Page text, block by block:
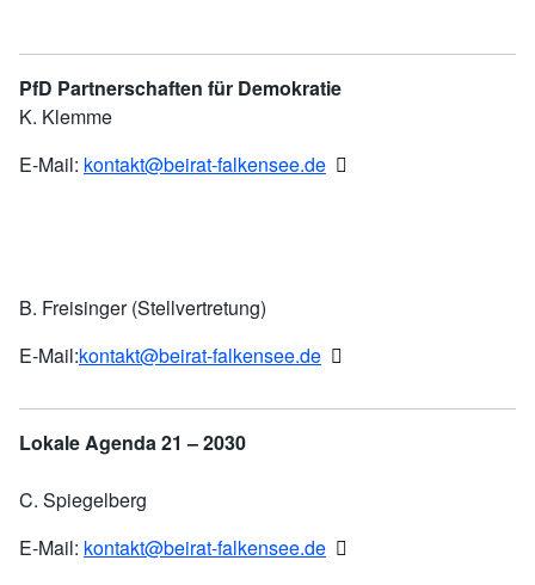
PfD Partnerschaften für Demokratie
K. Klemme
E-Mail: kontakt@beirat-falkensee.de
B. Freisinger (Stellvertretung)
E-Mail:kontakt@beirat-falkensee.de
Lokale Agenda 21 – 2030
C. Spiegelberg
E-Mail: kontakt@beirat-falkensee.de